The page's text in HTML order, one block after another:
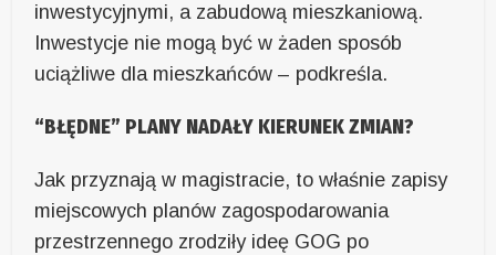
inwestycyjnymi, a zabudową mieszkaniową.
Inwestycje nie mogą być w żaden sposób
uciążliwe dla mieszkańców – podkreśla.
“BŁĘDNE” PLANY NADAŁY KIERUNEK ZMIAN?
Jak przyznają w magistracie, to właśnie zapisy
miejscowych planów zagospodarowania
przestrzennego zrodziły ideę GOG po